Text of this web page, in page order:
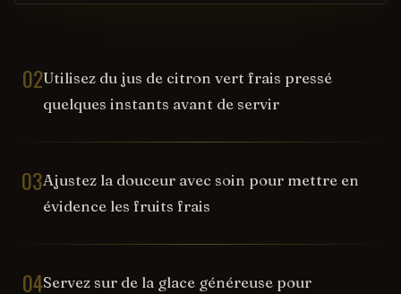
02Utilisez du jus de citron vert frais pressé
quelques instants avant de servir
03Ajustez la douceur avec soin pour mettre en
évidence les fruits frais
04Servez sur de la glace généreuse pour